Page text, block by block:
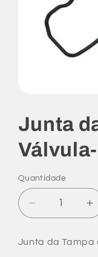
na
janela
modal
Junta
Quantidade
Diminuir
a
quantidade
de
a
Junta da Tampa